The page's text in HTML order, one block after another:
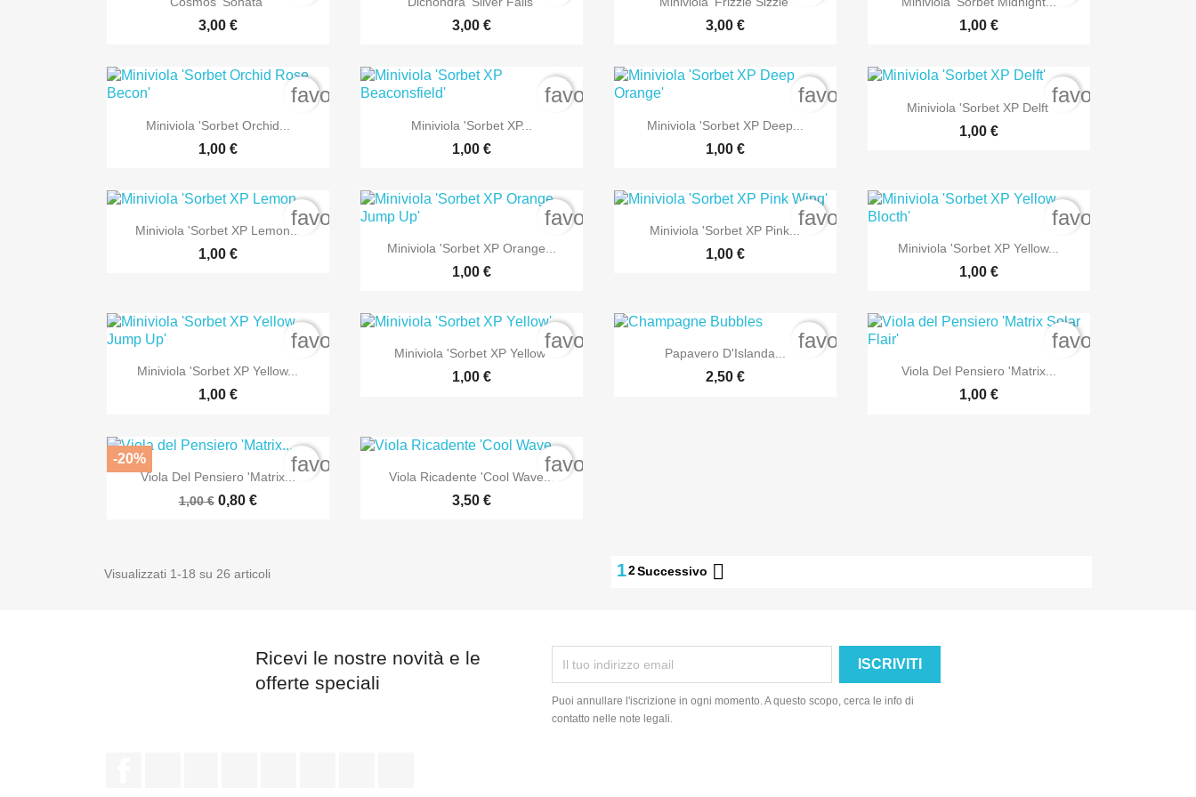
3,00 € 3,00 € 3,00 € 1,00 €
 Anteprima
Miniviola 'Sorbet Orchid...
1,00 €
favorite_border
 Anteprima
Miniviola 'Sorbet XP...
1,00 €
favorite_border
 Anteprima
Miniviola 'Sorbet XP Deep...
1,00 €
favorite_border  Anteprima
Miniviola 'Sorbet XP Delft'
1,00 €
favorite_border
 Anteprima
Miniviola 'Sorbet XP Lemon...
1,00 €
favorite_border
 Anteprima
Miniviola 'Sorbet XP Orange...
1,00 €
favorite_border  Anteprima
Miniviola 'Sorbet XP Pink...
1,00 €
favorite_border
 Anteprima
Miniviola 'Sorbet XP Yellow...
1,00 €
favorite_border
 Anteprima
Miniviola 'Sorbet XP Yellow...
1,00 €
favorite_border  Anteprima
Miniviola 'Sorbet XP Yellow'
1,00 €
favorite_border  Anteprima
Papavero D'Islanda...
2,50 €
favorite_border
 Anteprima
Viola Del Pensiero 'Matrix...
1,00 €
favorite_border
 Anteprima
Viola Del Pensiero 'Matrix...
1,00 € 0,80 €
-20% favorite_border  Anteprima
Viola Ricadente 'Cool Wave...
3,50 €
favorite_border
Visualizzati 1-18 su 26 articoli 12Successivo 
Ricevi le nostre novità e le
offerte speciali
Puoi annullare l'iscrizione in ogni momento. A questo scopo, cerca le info di
contatto nelle note legali.